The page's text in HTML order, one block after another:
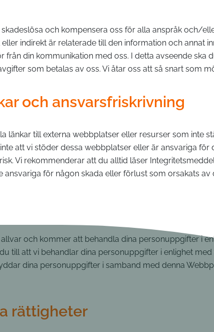
och kompensera oss för alla anspråk och/
indirekt är relaterade till den information och annat
från din kommunikation med oss. I detta avseende ska
som betalas av oss. Vi åtar oss att så snart som
och ansvarsfriskrivning
länkar till externa webbplatser eller resurser som inte
att vi stöder dessa webbplatser eller är ansvariga
Vi rekommenderar att du alltid läser
ansvariga för någon skada eller förlust som orsakats av
och kommer att behandla dina personuppgifter i
till att vi behandlar dina personuppgifter i enlighet
dina personuppgifter i samband med denna
rättigheter